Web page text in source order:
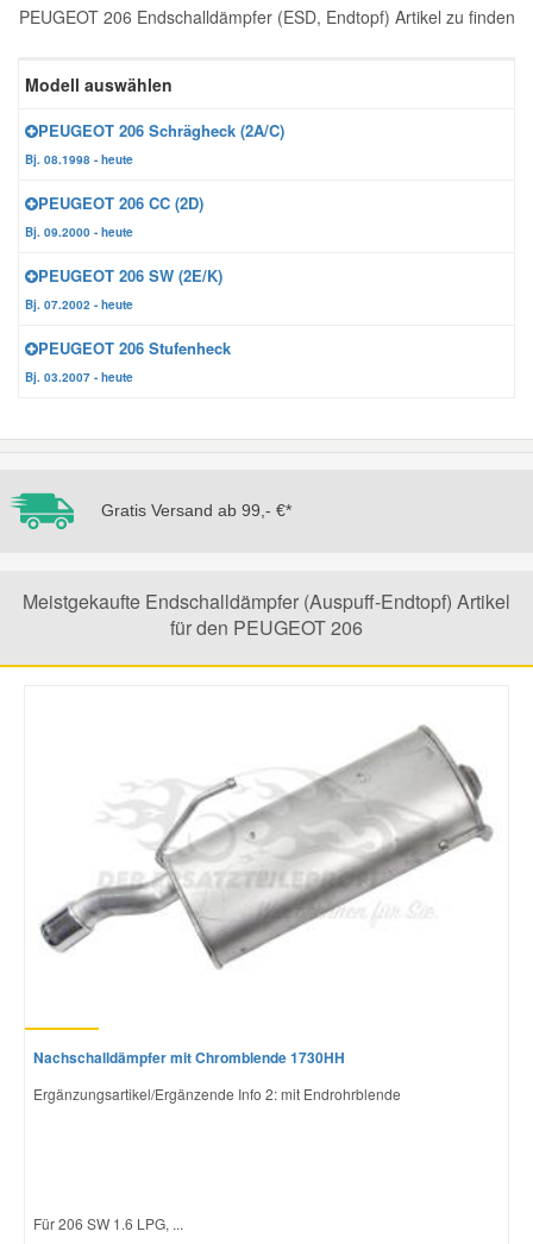
PEUGEOT 206 Endschalldämpfer (ESD, Endtopf) Artikel zu finden
Modell auswählen
PEUGEOT 206 Schrägheck (2A/C)
Bj. 08.1998 - heute
PEUGEOT 206 CC (2D)
Bj. 09.2000 - heute
PEUGEOT 206 SW (2E/K)
Bj. 07.2002 - heute
PEUGEOT 206 Stufenheck
Bj. 03.2007 - heute
Gratis Versand ab 99,- €*
Meistgekaufte Endschalldämpfer (Auspuff-Endtopf) Artikel
für den PEUGEOT 206
Nachschalldämpfer mit Chromblende 1730HH
Ergänzungsartikel/Ergänzende Info 2: mit Endrohrblende
Für 206 SW 1.6 LPG, ...
Winter-Autozubehör
Hyundai Ersatzteile
Jeep Ersatzteile
Kia Ersatzteile
Lancia Ersatzteile
Mitsubishi Ersatzteile
Nissan Ersatzteile
Porsche Ersatzteile
Skoda Ersatzteile